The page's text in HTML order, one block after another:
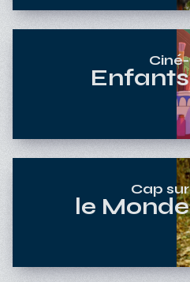
Ciné-
Enfants
Cap sur
le Monde